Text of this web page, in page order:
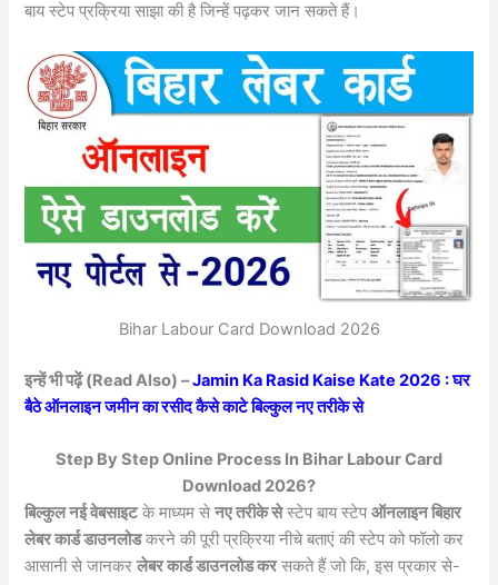
बाय स्टेप प्रक्रिया साझा की है जिन्हें पढ़कर जान सकते हैं।
Bihar Labour Card Download 2026
इन्हें भी पढ़ें (Read Also) –Jamin Ka Rasid Kaise Kate 2026 : घर
बैठे ऑनलाइन जमीन का रसीद कैसे काटे बिल्कुल नए तरीके से
Step By Step Online Process In Bihar Labour Card
Download 2026?
बिल्कुल नई वेबसाइटके माध्यम सेनए तरीके सेस्टेप बाय स्टेपऑनलाइन बिहार
लेबर कार्ड डाउनलोडकरने की पूरी प्रक्रिया नीचे बताएं की स्टेप को फॉलो कर
आसानी से जानकरलेबर कार्ड डाउनलोड करसकते हैं जो कि, इस प्रकार से-